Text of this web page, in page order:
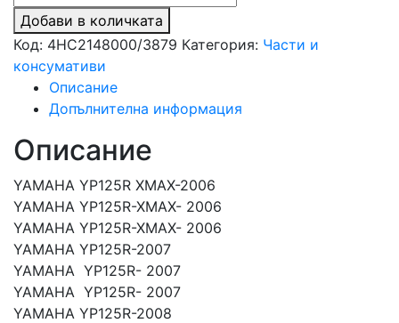
за
Биалетка
YAMAHA
YP250/X-
4HC2148000
Добави в количката
Код: 4HC2148000/3879 Категория: Части и
консумативи
Описание
Допълнителна информация
Описание
YAMAHA YP125R XMAX-2006
YAMAHA YP125R-XMAX- 2006
YAMAHA YP125R-XMAX- 2006
YAMAHA YP125R-2007
YAMAHA YP125R- 2007
YAMAHA YP125R- 2007
YAMAHA YP125R-2008